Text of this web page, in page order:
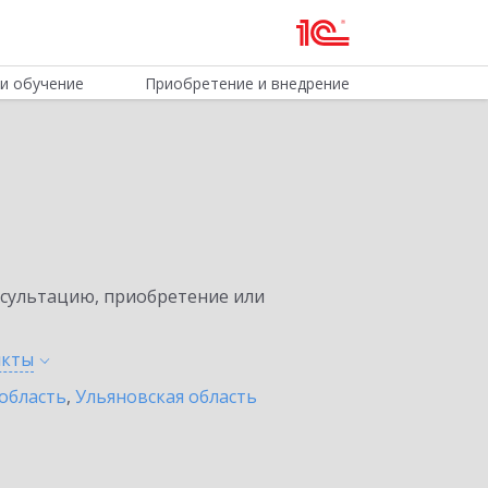
обучение Приобретение и внедрение
приобретение или
, Ульяновская область